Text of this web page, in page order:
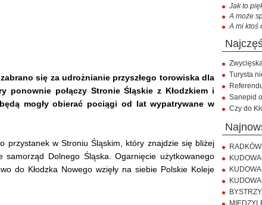
się za udrożnianie przyszłego torowiska dla
połączy Stronie Śląskie z Kłodzkiem i
mogły obierać pociągi od lat wypatrywane w
przystanek w Stroniu Śląskim, który znajdzie się bliżej
samorząd Dolnego Śląska. Ogarnięcie użytkowanego
do Kłodzka Nowego wzięły na siebie Polskie Koleje
Jak to
A może
A mi ktoś
Turysta
Sanepid
Czy do